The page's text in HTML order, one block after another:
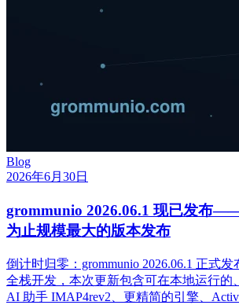
Blog
2026年6月30日
grommunio 2026.06.1 现已发布
为止规模最大的版本发布
倒计时归零：grommunio 2026.06.1 正式
全栈开发，本次更新包含可在本地运行的
AI 助手 IMAP4rev2、更精简的引擎、